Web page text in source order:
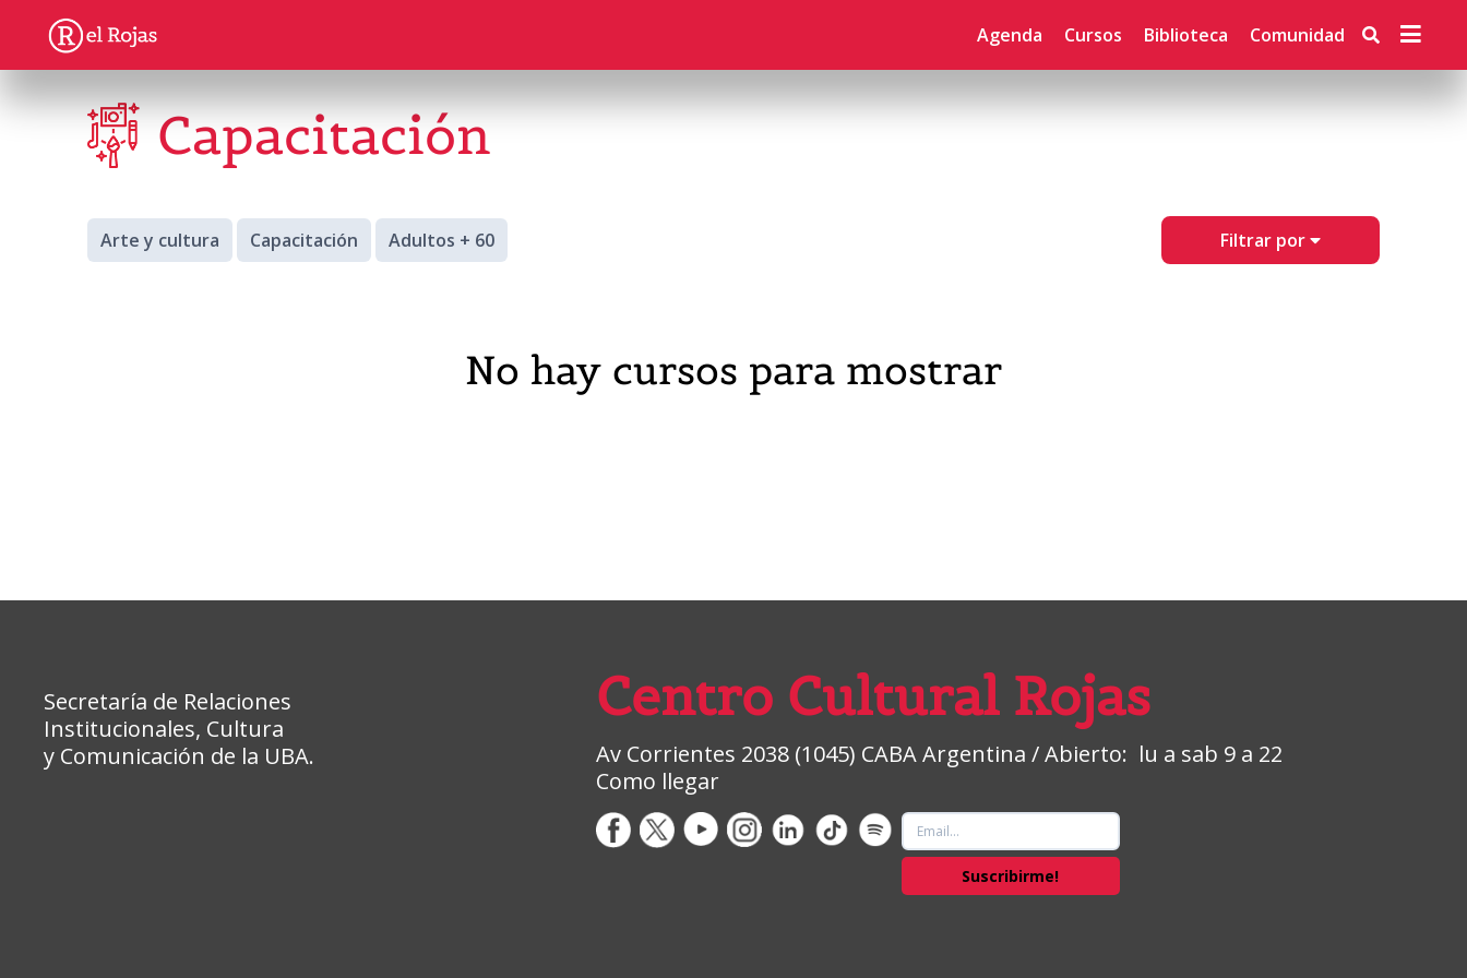
Agenda Cursos Biblioteca Comunidad
Capacitación
Arte y cultura Capacitación Adultos + 60 Filtrar por
No hay cursos para mostrar
Secretaría de Relaciones
Institucionales, Cultura
y Comunicación de la UBA.
Centro Cultural Rojas
Av Corrientes 2038 (1045) CABA Argentina / Abierto: lu a sab 9 a 22
Como llegar